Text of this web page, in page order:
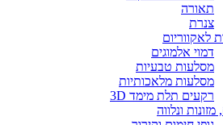
תאורה
צנרת
לאקווריום
דמוי אלמוגים
מסלעות טבעיות
מסלעות מלאכותיות
רקעים תלת מימד 3D
ונלווה